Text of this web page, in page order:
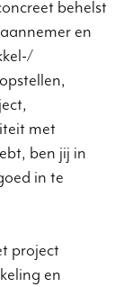
behelst
en
met
ben jij in
in te
project
en